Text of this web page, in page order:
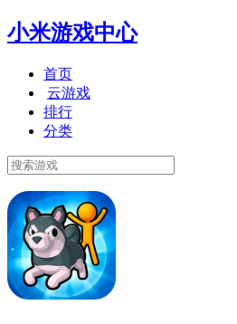
小米游戏中心
首页
云游戏
排行
分类